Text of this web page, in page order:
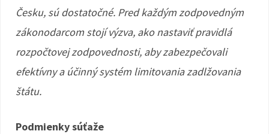
Česku, sú dostatočné. Pred každým zodpovedným
zákonodarcom stojí výzva, ako nastaviť pravidlá
rozpočtovej zodpovednosti, aby zabezpečovali
efektívny a účinný systém limitovania zadlžovania
štátu.
Podmienky súťaže